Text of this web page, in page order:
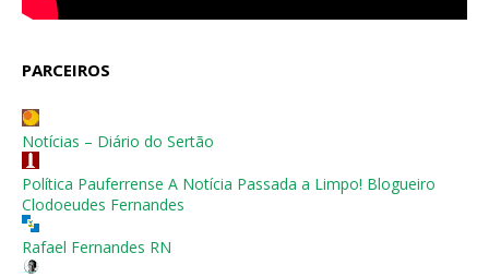
PARCEIROS
Notícias – Diário do Sertão
Política Pauferrense A Notícia Passada a Limpo! Blogueiro
Clodoeudes Fernandes
Rafael Fernandes RN